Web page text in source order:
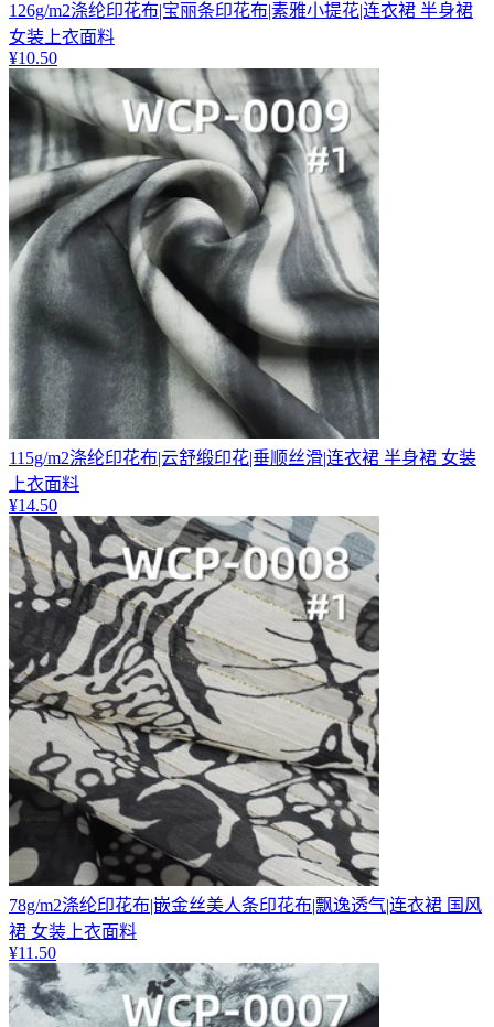
126g/m2涤纶印花布|宝丽条印花布|素雅小提花|连衣裙 半身裙
女装上衣面料
¥10.50
115g/m2涤纶印花布|云舒缎印花|垂顺丝滑|连衣裙 半身裙 女装
上衣面料
¥14.50
78g/m2涤纶印花布|嵌金丝美人条印花布|飘逸透气|连衣裙 国风
裙 女装上衣面料
¥11.50